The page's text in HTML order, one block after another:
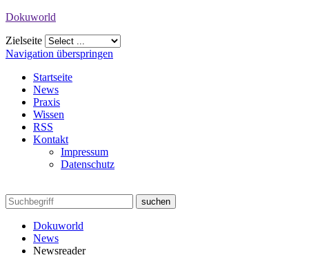
Dokuworld
Zielseite
Navigation überspringen
Startseite
News
Praxis
Wissen
RSS
Kontakt
Impressum
Datenschutz
Dokuworld
News
Newsreader